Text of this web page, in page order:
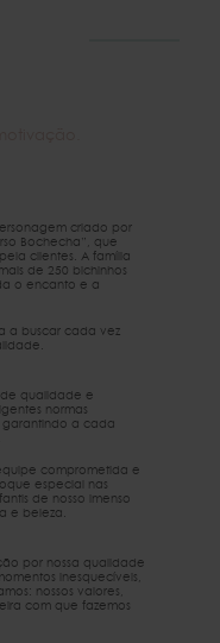
criado por
Bochecha”, que
clientes. A família
de 250 bichinhos
o encanto e a
a buscar cada vez
de qualidade e
normas
garantindo a cada
comprometida e
especial nas
de nosso imenso
e beleza.
por nossa qualidade
inesquecíveis,
nossos valores,
com que fazemos